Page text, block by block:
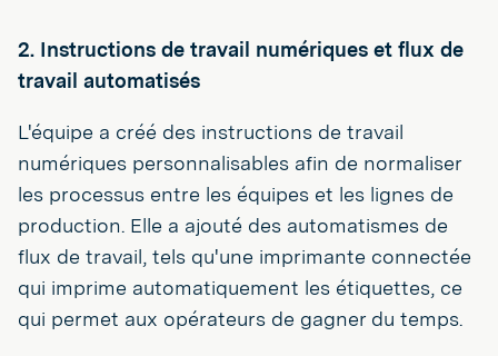
2. Instructions de travail numériques et flux de
travail automatisés
L'équipe a créé des instructions de travail
numériques personnalisables afin de normaliser
les processus entre les équipes et les lignes de
production. Elle a ajouté des automatismes de
flux de travail, tels qu'une imprimante connectée
qui imprime automatiquement les étiquettes, ce
qui permet aux opérateurs de gagner du temps.